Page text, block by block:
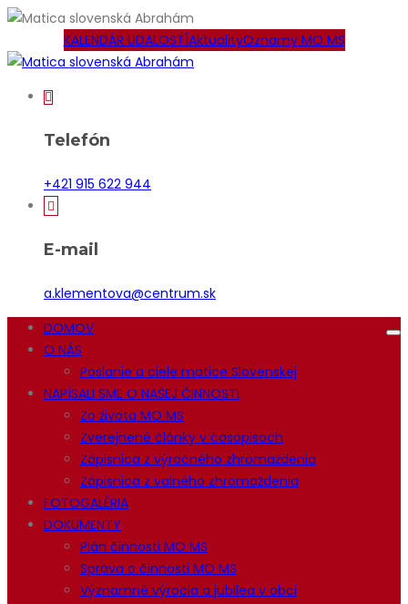
KALENDÁR UDALOSTÍAktualityOznamy MO MS
Telefón
+421 915 622 944
E-mail
a.klementova@centrum.sk
DOMOV
O NÁS
Poslanie a ciele matice Slovenskej
NAPÍSALI SME O NAŠEJ ČINNOSTI
Zo života MO MS
Zverejnené články v časopisoch
Zápisnica z výročného zhromaždenia
Zápisnica z valného zhromaždenia
FOTOGALÉRIA
DOKUMENTY
Plán činnosti MO MS
Správa o činnosti MO MS
Významné výročia a jubilea v obci